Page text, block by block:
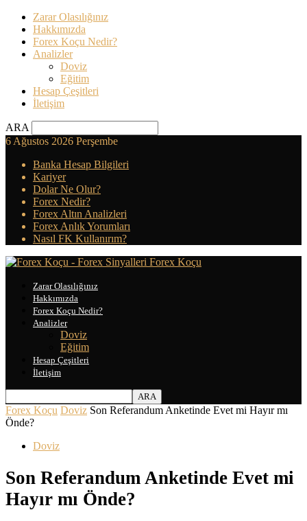
Zarar Olasılığınız
Hakkımızda
Forex Koçu Nedir?
Analizler
Doviz
Eğitim
Hesap Çeşitleri
İletişim
ARA
6 Ağustos 2026 Perşembe
Banka Hesap Bilgileri
Kariyer
Dolar Ne Olur?
Forex Nedir?
Forex Altın Analizleri
Forex Anlık Yorumları
Nasıl FK Kullanırım?
Forex Koçu
Zarar Olasılığınız
Hakkımızda
Forex Koçu Nedir?
Analizler
Doviz
Eğitim
Hesap Çeşitleri
İletişim
Forex Koçu Doviz Son Referandum Anketinde Evet mi Hayır mı
Önde?
Doviz
Son Referandum Anketinde Evet mi
Hayır mı Önde?